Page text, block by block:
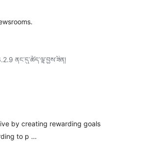
ནང་དུ་ཚོད་ལྟ་བྱས་ཟིན།
by creating rewarding goals
to p …